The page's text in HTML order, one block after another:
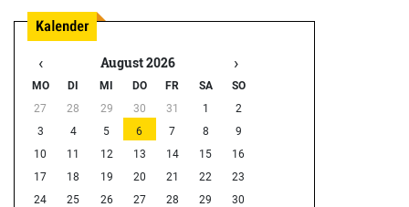
‹ August 2026 ›
MO DI MI DO FR SA
SO
27
28 29 30 31 1
2
3
4 5 6 7 8
9
10
11 12 13 14 15
16
17
18 19 20 21 22
23
24
25 26 27 28 29
30